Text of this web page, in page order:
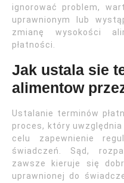
ignorować problem,
uprawnionym lub
zmianę wysokości
płatności.
Jak ustala sie
alimentow
Ustalanie terminów
proces, który
celu zapewnienie
świadczeń. Sąd,
zawsze kieruje się
uprawnionej do